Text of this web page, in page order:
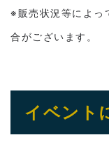
※販売状況等によっ
合がございます。
イベント